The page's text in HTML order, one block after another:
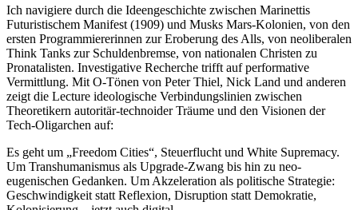
Ich navigiere durch die Ideengeschichte zwischen Marinettis
Futuristischem Manifest (1909) und Musks Mars-Kolonien, von den
ersten Programmiererinnen zur Eroberung des Alls, von neoliberalen
Think Tanks zur Schuldenbremse, von nationalen Christen zu
Pronatalisten. Investigative Recherche trifft auf performative
Vermittlung. Mit O-Tönen von Peter Thiel, Nick Land und anderen
zeigt die Lecture ideologische Verbindungslinien zwischen
Theoretikern autoritär-technoider Träume und den Visionen der
Tech-Oligarchen auf:
Es geht um „Freedom Cities“, Steuerflucht und White Supremacy.
Um Transhumanismus als Upgrade-Zwang bis hin zu neo-
eugenischen Gedanken. Um Akzeleration als politische Strategie:
Geschwindigkeit statt Reflexion, Disruption statt Demokratie,